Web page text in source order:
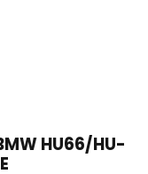
HU66/HU-